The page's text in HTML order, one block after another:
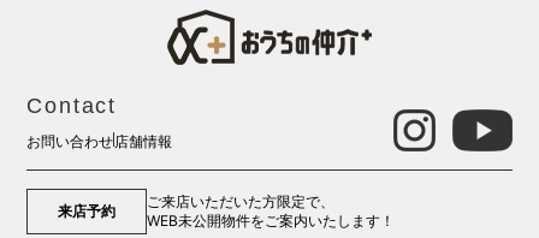
Contact
お問い合わせ 店舗情報
来店予約
ご来店いただいた方限定で、
WEB未公開物件をご案内いたします！